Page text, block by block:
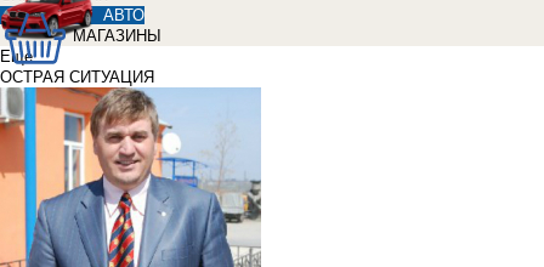
АВТО
МАГАЗИНЫ
Еще
ОСТРАЯ СИТУАЦИЯ